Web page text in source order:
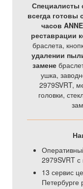
Специалисты
всегда готовы
часов
реставрации
браслета,
удалении
замене
ушка,
2979SVRT,
головки,
2979SVRT
13 сервис
Петербурге